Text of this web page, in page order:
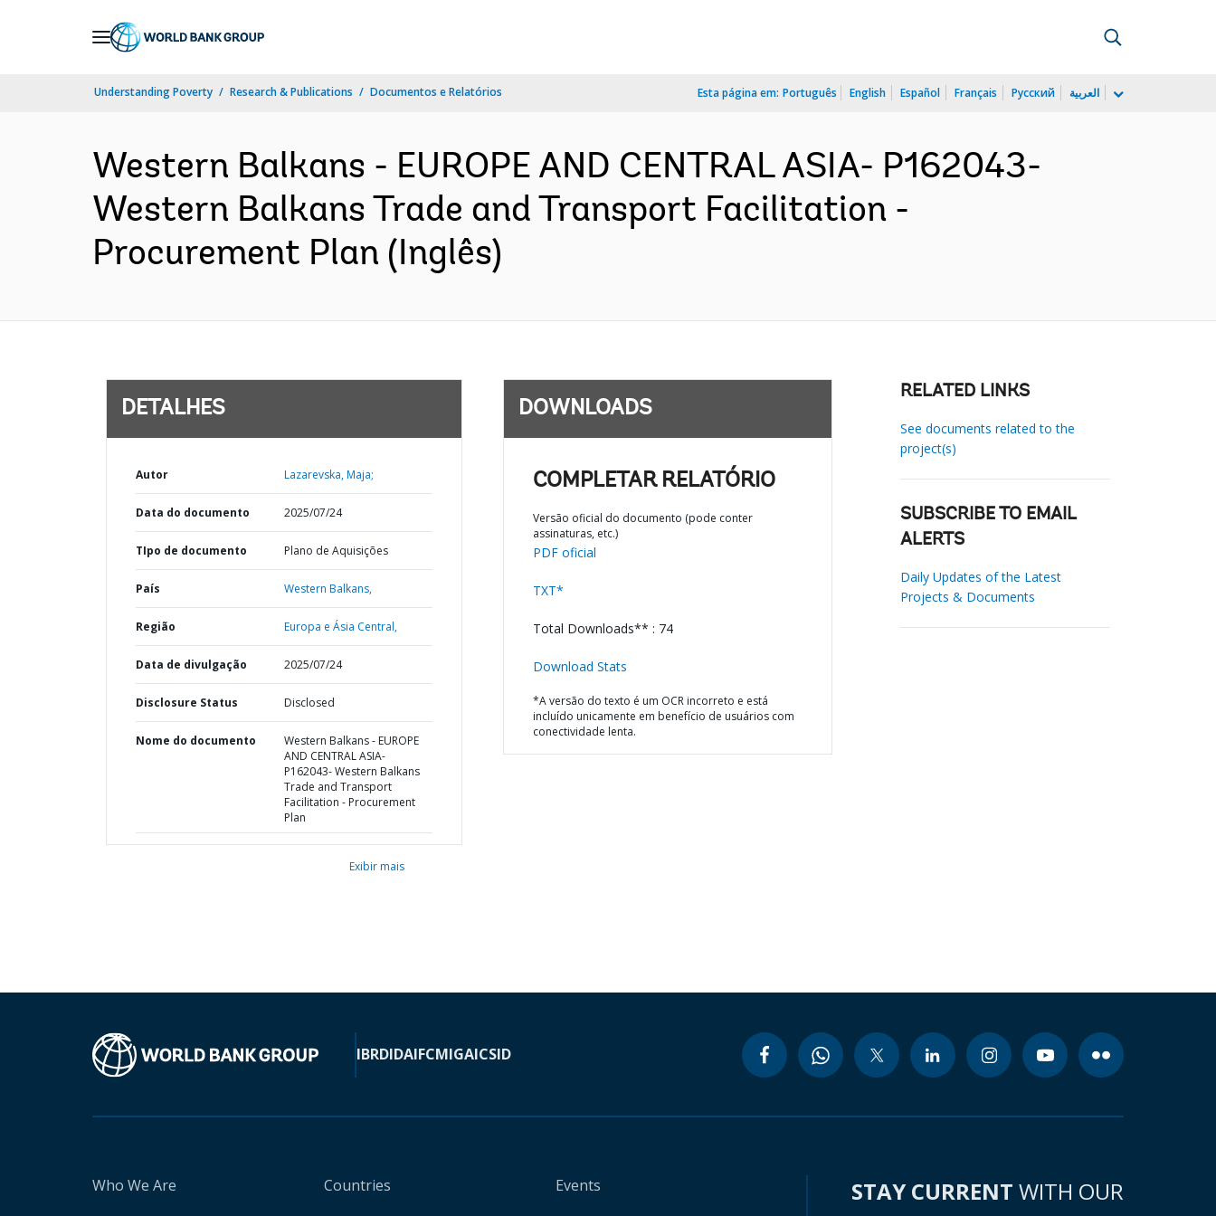
Understanding Poverty Research & Publications Documentos e Relatórios Esta página em: Português English Español Français Русский العربية
Western Balkans - EUROPE AND CENTRAL ASIA- P162043-
Western Balkans Trade and Transport Facilitation -
Procurement Plan (Inglês)
DETALHES
Autor Lazarevska, Maja;
Data do documento 2025/07/24
TIpo de documento Plano de Aquisições
País Western Balkans,
Região Europa e Ásia Central,
Data de divulgação 2025/07/24
Disclosure Status Disclosed
Nome do documento
Western Balkans - EUROPE
AND CENTRAL ASIA-
P162043- Western Balkans
Trade and Transport
Facilitation - Procurement
Plan
Exibir mais
DOWNLOADS
COMPLETAR RELATÓRIO
Versão oficial do documento (pode conter
assinaturas, etc.)
PDF oficial
TXT*
Total Downloads** : 74
Download Stats
*A versão do texto é um OCR incorreto e está
incluído unicamente em benefício de usuários com
conectividade lenta.
RELATED LINKS
See documents related to the
project(s)
SUBSCRIBE TO EMAIL
ALERTS
Daily Updates of the Latest
Projects & Documents
IBRDIDAIFCMIGAICSID
Who We Are
Countries
Events
STAY CURRENT WITH OUR